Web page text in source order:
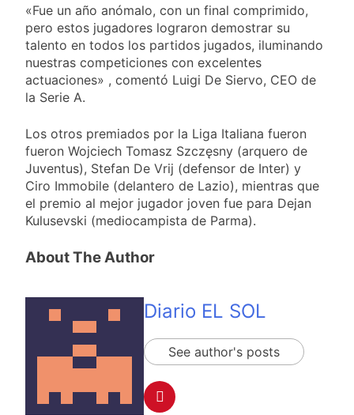
mitad de quienes
buscan ayuda pide
alimentos, dinero o
trabajo
Economía en dos
velocidades
2 Días Atrás
Lionel Messi llegará a
Rosario para
padre de Lionel
Messi, a los 68 años
2 Días Atrás
Thiago Medina fue
imputado
formalmente por
abuso sexual
2 Días Atrás
La CGT y las dos
«Fue un año anómalo, con un final comprimido,
pero estos jugadores lograron demostrar su
talento en todos los partidos jugados, iluminando
nuestras competiciones con excelentes
actuaciones» , comentó Luigi De Siervo, CEO de
la Serie A.
Los otros premiados por la Liga Italiana fueron
fueron Wojciech Tomasz Szczęsny (arquero de
Juventus), Stefan De Vrij (defensor de Inter) y
Ciro Immobile (delantero de Lazio), mientras que
el premio al mejor jugador joven fue para Dejan
Kulusevski (mediocampista de Parma).
About The Author
Diario EL SOL
See author's posts